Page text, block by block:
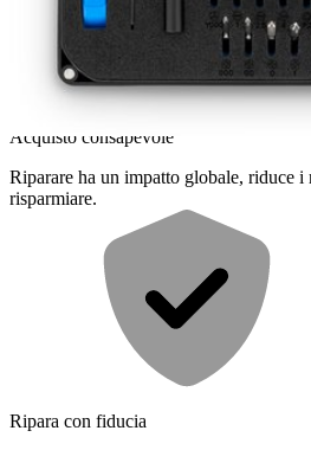
Acquisto consapevole
Riparare ha un impatto globale, riduce
risparmiare.
Ripara con fiducia